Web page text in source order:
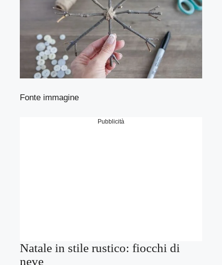
Fonte immagine
Pubblicità
Natale in stile rustico: fiocchi di
neve